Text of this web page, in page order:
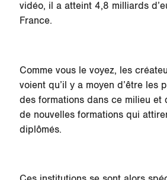
vidéo, il a atteint 4,8 milliards
France.
Comme vous le voyez, les
voient qu’il y a moyen d’être les
des formations dans ce milieu et
de nouvelles formations qui
diplômés.